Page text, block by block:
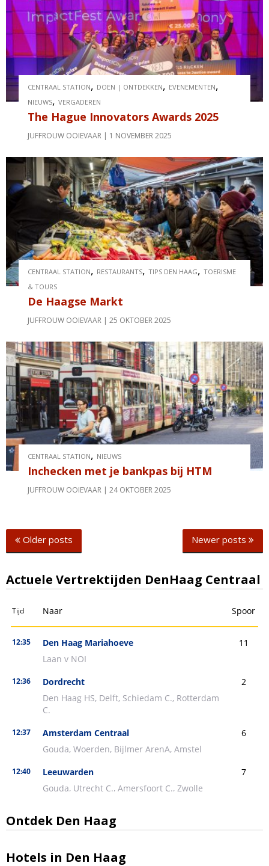
CENTRAAL STATION, DOEN | ONTDEKKEN, EVENEMENTEN,
NIEUWS,VERGADEREN
The Hague Innovators Awards 2025
JUFFROUW OOIEVAAR 1 NOVEMBER 2025
CENTRAAL STATION, RESTAURANTS,TIPS DEN HAAG,TOERISME
& TOURS
De Haagse Markt
JUFFROUW OOIEVAAR 25 OKTOBER 2025
CENTRAAL STATION, NIEUWS
Inchecken met je bankpas bij HTM
JUFFROUW OOIEVAAR 24 OKTOBER 2025
Posts
navigation
Older posts Newer posts
Actuele Vertrektijden DenHaag Centraal
Ontdek Den Haag
Hotels in Den Haag